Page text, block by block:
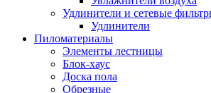
Удлинители и сетевые
Удлинители
Пиломатериалы
Элементы лестницы
Блок-хаус
Доска пола
Обрезные